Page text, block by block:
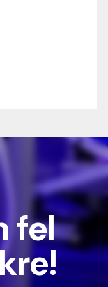
szállítási
fel